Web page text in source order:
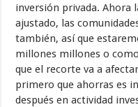
inversión privada. Ahora
ajustado, las
también, así que
millones millones o
que el recorte va a
primero que ahorras es
después en actividad